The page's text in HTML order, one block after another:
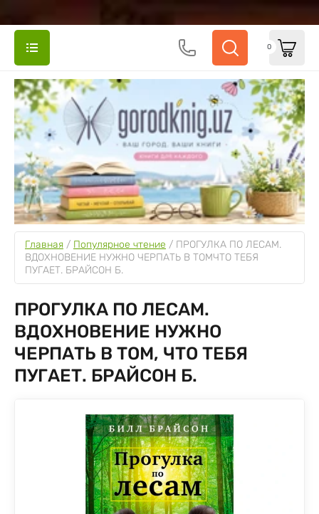
0
Главная / Популярное чтение / ПРОГУЛКА ПО ЛЕСАМ.
ВДОХНОВЕНИЕ НУЖНО ЧЕРПАТЬ В ТОМЧТО ТЕБЯ
ПУГАЕТ. БРАЙСОН Б.
ПРОГУЛКА ПО ЛЕСАМ.
ВДОХНОВЕНИЕ НУЖНО
ЧЕРПАТЬ В ТОМ, ЧТО ТЕБЯ
ПУГАЕТ. БРАЙСОН Б.